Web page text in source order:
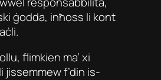
ġodda, inħoss li kont
flimkien ma’ xi
f’din is-